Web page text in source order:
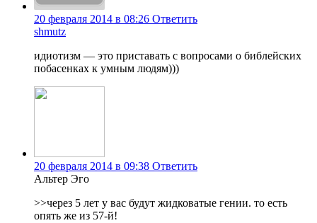
20 февраля 2014 в 08:26 Ответить
shmutz
идиотизм — это приставать с вопросами о библейских
побасенках к умным людям)))
20 февраля 2014 в 09:38 Ответить
Альтер Эго
>>через 5 лет у вас будут жидковатые гении. то есть
опять же из 57-й!